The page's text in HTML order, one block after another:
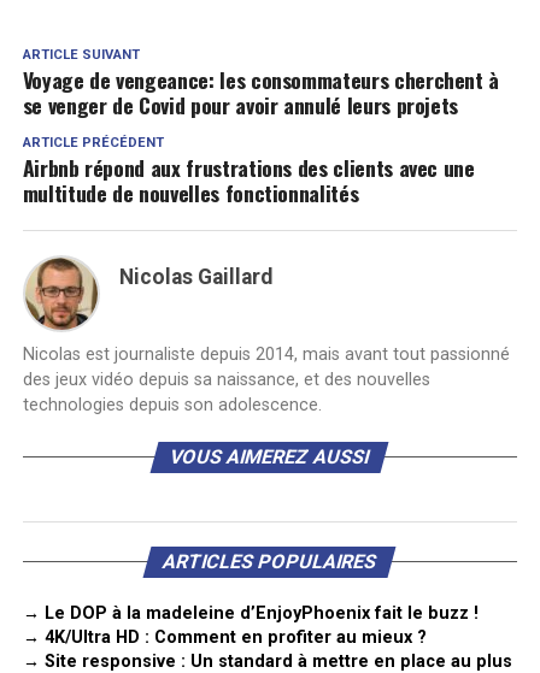
ARTICLE SUIVANT
Voyage de vengeance: les consommateurs cherchent à
se venger de Covid pour avoir annulé leurs projets
ARTICLE PRÉCÉDENT
Airbnb répond aux frustrations des clients avec une
multitude de nouvelles fonctionnalités
Nicolas Gaillard
Nicolas est journaliste depuis 2014, mais avant tout passionné
des jeux vidéo depuis sa naissance, et des nouvelles
technologies depuis son adolescence.
VOUS AIMEREZ AUSSI
ARTICLES POPULAIRES
→ Le DOP à la madeleine d’EnjoyPhoenix fait le buzz !
→ 4K/Ultra HD : Comment en profiter au mieux ?
→ Site responsive : Un standard à mettre en place au plus